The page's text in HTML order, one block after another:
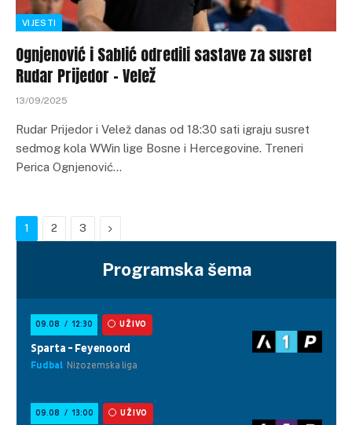
VIJESTI
Ognjenović i Sablić odredili sastave za susret
Rudar Prijedor – Velež
13/09/2025
Rudar Prijedor i Velež danas od 18:30 sati igraju susret
sedmog kola WWin lige Bosne i Hercegovine. Treneri
Perica Ognjenović…
1 2 3 Next
Programska šema